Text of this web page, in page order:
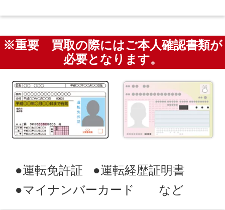
※重要 買取の際にはご本人確認書類が
必要となります。
●運転免許証
●運転経歴証明書
●マイナンバーカード など